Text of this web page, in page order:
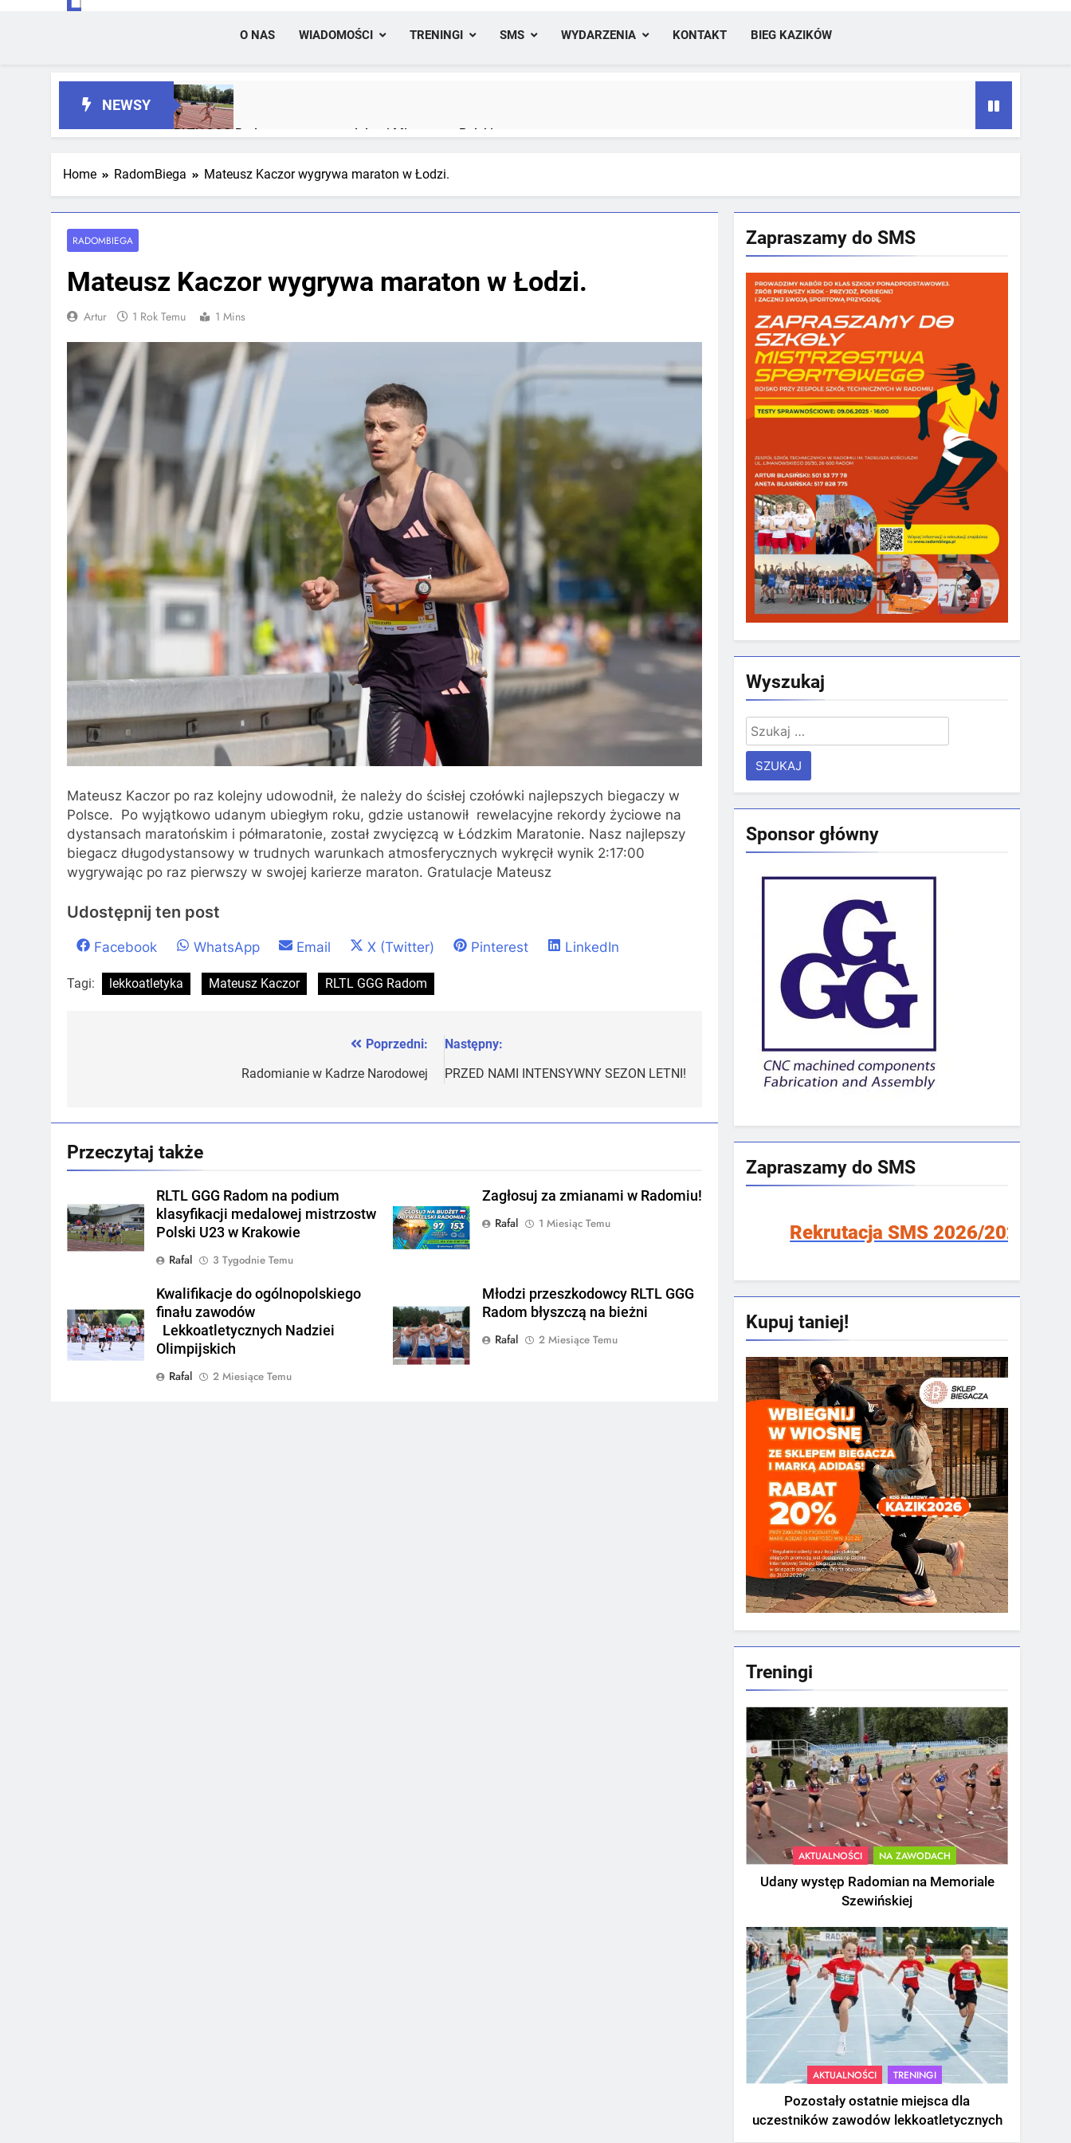
O NAS WIADOMOŚCI TRENINGI SMS WYDARZENIA KONTAKT BIEG KAZIKÓW
NEWSY
RLTL GGG Radom z trzema medalami Mistrzostw Polski
RLTL GGG Radom na podium klasyfikacji medalowej mistrzostw Polski U23 w Krakowie
Home RadomBiega Mateusz Kaczor wygrywa maraton w Łodzi.
RADOMBIEGA
Mateusz Kaczor wygrywa maraton w Łodzi.
Artur 1 Rok Temu 1 Mins
Mateusz Kaczor po raz kolejny udowodnił, że należy do ścisłej czołówki najlepszych biegaczy w
Polsce. Po wyjątkowo udanym ubiegłym roku, gdzie ustanowił rewelacyjne rekordy życiowe na
dystansach maratońskim i półmaratonie, został zwycięzcą w Łódzkim Maratonie. Nasz najlepszy
biegacz długodystansowy w trudnych warunkach atmosferycznych wykręcił wynik 2:17:00
wygrywając po raz pierwszy w swojej karierze maraton. Gratulacje Mateusz
Udostępnij ten post
Share
Facebook
Share
WhatsApp
Share
Email
Share
X (Twitter)
Share
Pinterest
Share
LinkedIn
Tagi: lekkoatletyka Mateusz Kaczor RLTL GGG Radom
Poprzedni:
Radomianie w Kadrze Narodowej
Następny:
PRZED NAMI INTENSYWNY SEZON LETNI!
Przeczytaj także
RLTL GGG Radom na podium
klasyfikacji medalowej mistrzostw
Polski U23 w Krakowie
Rafal
3 Tygodnie Temu
Zagłosuj za zmianami w Radomiu!
Rafal
1 Miesiąc Temu
Kwalifikacje do ogólnopolskiego
finału zawodów
Lekkoatletycznych Nadziei
Olimpijskich
Rafal
2 Miesiące Temu
Młodzi przeszkodowcy RLTL GGG
Radom błyszczą na bieżni
Rafal
2 Miesiące Temu
Zapraszamy do SMS
Wyszukaj
Szukaj:
Sponsor główny
Zapraszamy do SMS
Rekrutacja SMS 2026/2027!
Kupuj taniej!
Treningi
AKTUALNOŚCI NA ZAWODACH
Udany występ Radomian na Memoriale
Szewińskiej
AKTUALNOŚCI TRENINGI
Pozostały ostatnie miejsca dla
uczestników zawodów lekkoatletycznych